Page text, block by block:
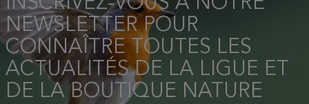
NEWSLETTER POUR
CONNAÎTRE TOUTES LES
ACTUALITÉS DE LA LIGUE ET
DE LA BOUTIQUE NATURE